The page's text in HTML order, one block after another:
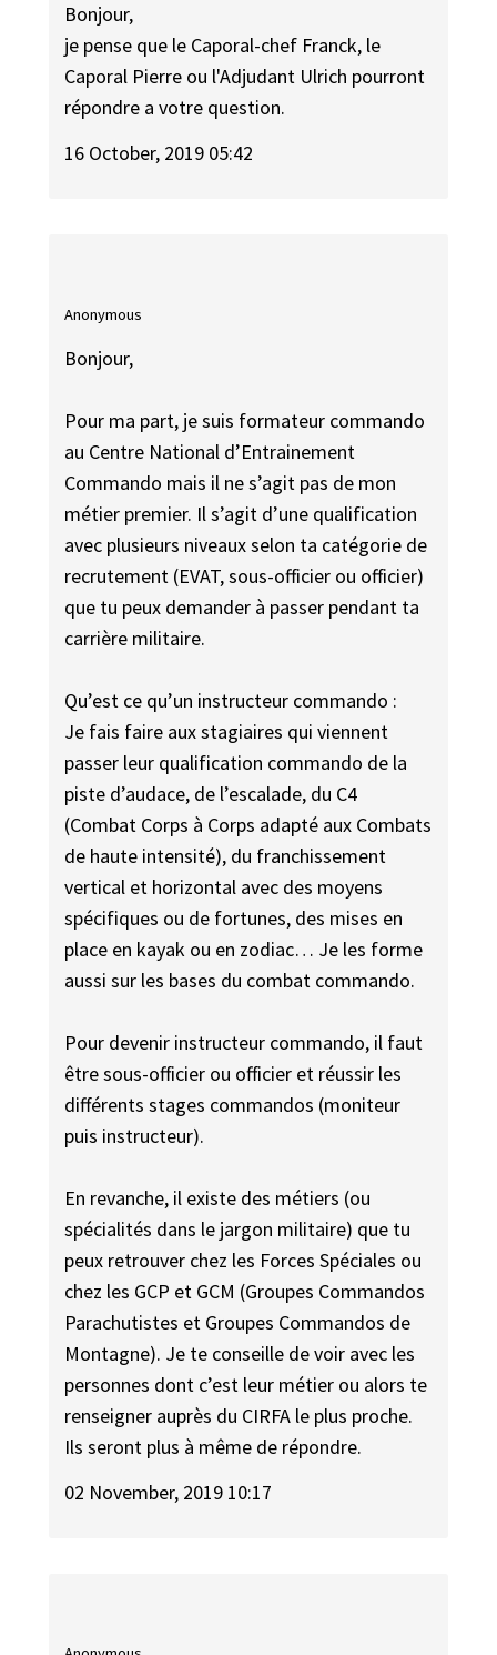
Bonjour,
je pense que le Caporal-chef Franck, le
Caporal Pierre ou l'Adjudant Ulrich pourront
répondre a votre question.
16 October, 2019 05:42
Anonymous
Bonjour,
Pour ma part, je suis formateur commando
au Centre National d’Entrainement
Commando mais il ne s’agit pas de mon
métier premier. Il s’agit d’une qualification
avec plusieurs niveaux selon ta catégorie de
recrutement (EVAT, sous-officier ou officier)
que tu peux demander à passer pendant ta
carrière militaire.
Qu’est ce qu’un instructeur commando :
Je fais faire aux stagiaires qui viennent
passer leur qualification commando de la
piste d’audace, de l’escalade, du C4
(Combat Corps à Corps adapté aux Combats
de haute intensité), du franchissement
vertical et horizontal avec des moyens
spécifiques ou de fortunes, des mises en
place en kayak ou en zodiac… Je les forme
aussi sur les bases du combat commando.
Pour devenir instructeur commando, il faut
être sous-officier ou officier et réussir les
différents stages commandos (moniteur
puis instructeur).
En revanche, il existe des métiers (ou
spécialités dans le jargon militaire) que tu
peux retrouver chez les Forces Spéciales ou
chez les GCP et GCM (Groupes Commandos
Parachutistes et Groupes Commandos de
Montagne). Je te conseille de voir avec les
personnes dont c’est leur métier ou alors te
renseigner auprès du CIRFA le plus proche.
Ils seront plus à même de répondre.
02 November, 2019 10:17